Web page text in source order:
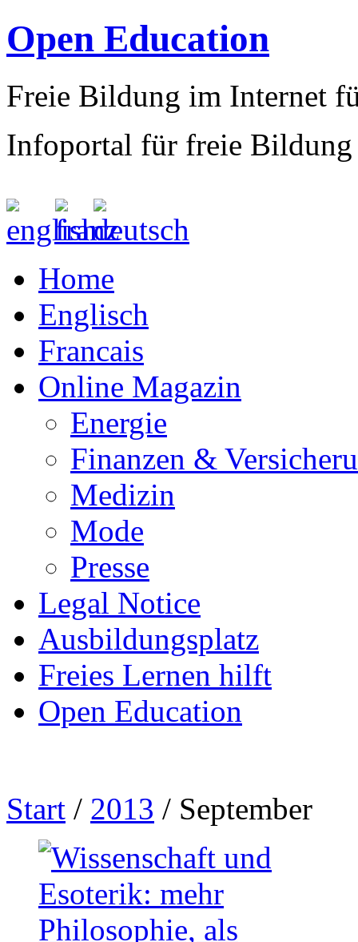
Open Education
Freie Bildung im Internet
Infoportal für freie Bildung
Home
Englisch
Francais
Online Magazin
Energie
Finanzen &
Medizin
Mode
Presse
Legal Notice
Ausbildungsplatz
Freies Lernen hilft
Open Education
Start / 2013 / September